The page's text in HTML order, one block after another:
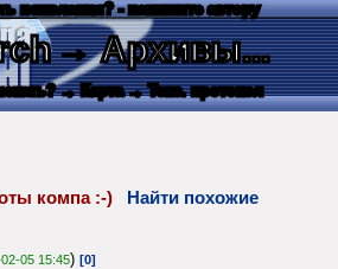
пожелания? - напишите автору
→ Архивы...
→ Карта → Текс. протокол
компа :-)
Найти похожие
05 15:45) [0]